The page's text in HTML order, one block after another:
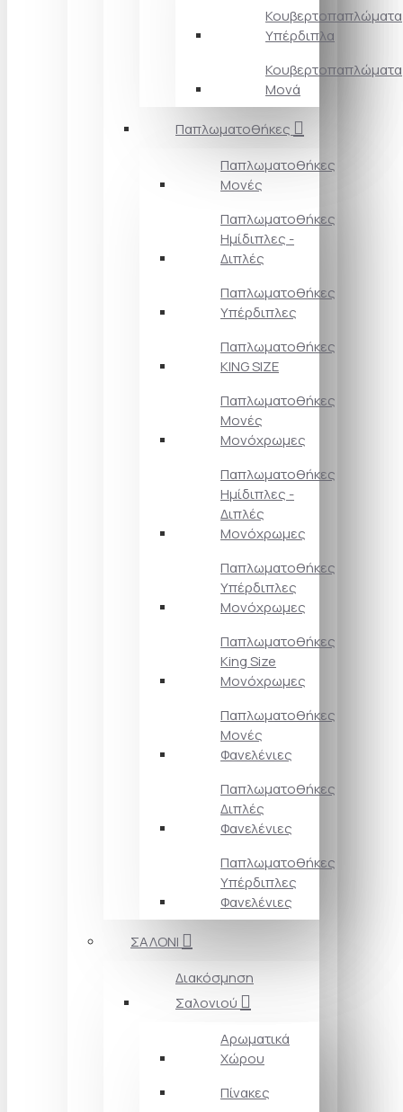
Κουβερτοπαπλώματα
Υπέρδιπλα
Κουβερτοπαπλώματα
Μονά
Παπλωματοθήκες
Παπλωματοθήκες
Μονές
Παπλωματοθήκες
Ημίδιπλες -
Διπλές
Παπλωματοθήκες
Υπέρδιπλες
Παπλωματοθήκες
KING SIZE
Παπλωματοθήκες
Μονές
Μονόχρωμες
Παπλωματοθήκες
Ημίδιπλες -
Διπλές
Μονόχρωμες
Παπλωματοθήκες
Υπέρδιπλες
Μονόχρωμες
Παπλωματοθήκες
King Size
Μονόχρωμες
Παπλωματοθήκες
Μονές
Φανελένιες
Παπλωματοθήκες
Διπλές
Φανελένιες
Παπλωματοθήκες
Υπέρδιπλες
Φανελένιες
ΣΑΛΟΝΙ
Διακόσμηση
Σαλονιού
Αρωματικά
Χώρου
Πίνακες